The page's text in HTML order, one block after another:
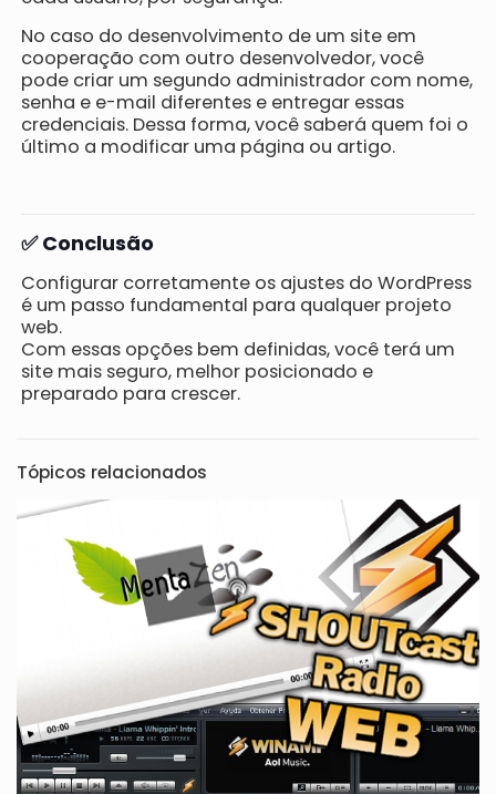
No caso do desenvolvimento de um site em
cooperação com outro desenvolvedor, você
pode criar um segundo administrador com nome,
senha e e-mail diferentes e entregar essas
credenciais. Dessa forma, você saberá quem foi o
último a modificar uma página ou artigo.
✅ Conclusão
Configurar corretamente os ajustes do WordPress
é um passo fundamental para qualquer projeto
web.
Com essas opções bem definidas, você terá um
site mais seguro, melhor posicionado e
preparado para crescer.
Tópicos relacionados